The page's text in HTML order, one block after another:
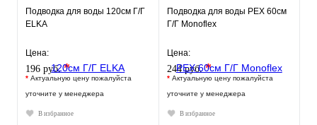
Подводка для воды 120см Г/Г
ELKA
Цена:
196 руб.*
* Актуальную цену пожалуйста
уточните у менеджера
В избранное
Подводка для воды РЕХ 60см
Г/Г Monoflex
Цена:
244 руб.*
* Актуальную цену пожалуйста
уточните у менеджера
В избранное